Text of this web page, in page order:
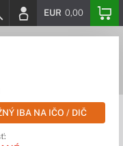
EUR 0,00
IBA NA IČO / DIČ